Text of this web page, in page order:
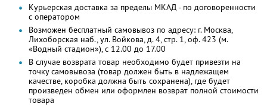
Курьерская доставка за пределы МКАД - по договоренности
с оператором
Возможен бесплатный самовывоз по адресу: г. Москва,
Лихоборская наб., ул. Войкова, д. 4, стр. 1, оф. 423 (м.
«Водный стадион»), с 12.00 до 17.00
В случае возврата товар необходимо будет привезти на
точку самовывоза (товар должен быть в надлежащем
качестве, коробка должна быть сохранена), где будет
произведен обмен или оформлен возврат полной стоимости
товара